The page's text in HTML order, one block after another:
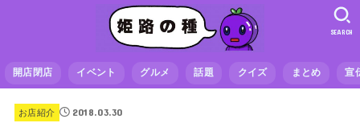
開店閉店 イベント グルメ 話題 クイズ まとめ 宣
SEARCH
お店紹介 2018.03.30